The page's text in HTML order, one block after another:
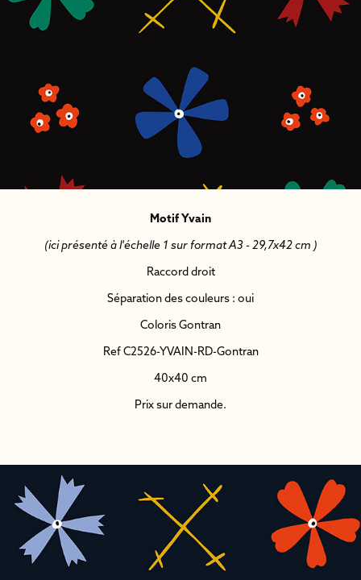
Motif Yvain
(ici présenté à l'échelle 1 sur format A3 - 29,7x42 cm )
Raccord droit
Séparation des couleurs : oui
Coloris Gontran
Ref C2526-YVAIN-RD-Gontran
40x40 cm
Prix sur demande.